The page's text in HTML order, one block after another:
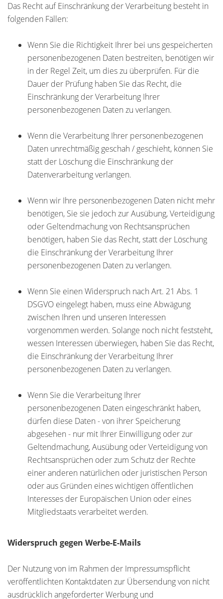
Das Recht auf Einschränkung der Verarbeitung besteht in
folgenden Fällen:
Wenn Sie die Richtigkeit Ihrer bei uns gespeicherten
personenbezogenen Daten bestreiten, benötigen wir
in der Regel Zeit, um dies zu überprüfen. Für die
Dauer der Prüfung haben Sie das Recht, die
Einschränkung der Verarbeitung Ihrer
personenbezogenen Daten zu verlangen.
Wenn die Verarbeitung Ihrer personenbezogenen
Daten unrechtmäßig geschah / geschieht, können Sie
statt der Löschung die Einschränkung der
Datenverarbeitung verlangen.
Wenn wir Ihre personenbezogenen Daten nicht mehr
benötigen, Sie sie jedoch zur Ausübung, Verteidigung
oder Geltendmachung von Rechtsansprüchen
benötigen, haben Sie das Recht, statt der Löschung
die Einschränkung der Verarbeitung Ihrer
personenbezogenen Daten zu verlangen.
Wenn Sie einen Widerspruch nach Art. 21 Abs. 1
DSGVO eingelegt haben, muss eine Abwägung
zwischen Ihren und unseren Interessen
vorgenommen werden. Solange noch nicht feststeht,
wessen Interessen überwiegen, haben Sie das Recht,
die Einschränkung der Verarbeitung Ihrer
personenbezogenen Daten zu verlangen.
Wenn Sie die Verarbeitung Ihrer
personenbezogenen Daten eingeschränkt haben,
dürfen diese Daten - von ihrer Speicherung
abgesehen - nur mit Ihrer Einwilligung oder zur
Geltendmachung, Ausübung oder Verteidigung von
Rechtsansprüchen oder zum Schutz der Rechte
einer anderen natürlichen oder juristischen Person
oder aus Gründen eines wichtigen öffentlichen
Interesses der Europäischen Union oder eines
Mitgliedstaats verarbeitet werden.
Widerspruch gegen Werbe-E-Mails
Der Nutzung von im Rahmen der Impressumspflicht
veröffentlichten Kontaktdaten zur Übersendung von nicht
ausdrücklich angeforderter Werbung und